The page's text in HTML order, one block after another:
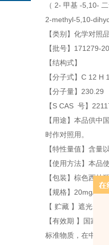
（ 2- 甲基 -5,10-
2-methyl-5,10-
【类别】化学对照品
【批号】171279-
【结构式】
【分子式】C 12 H
【分子量】230.29
【S CAS 号】
【用途】本品供中
时作对照用。
【特性量值】含量
【使用方法】本品
【包装】棕色西林
【规格】20mg/支
【 贮藏 】遮光，
【有效期 】国家
标准物质，在中国